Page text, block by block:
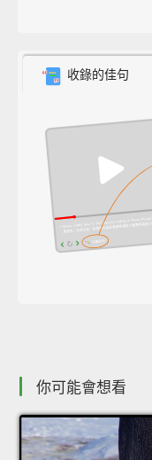
收錄的佳句
你可能會想看